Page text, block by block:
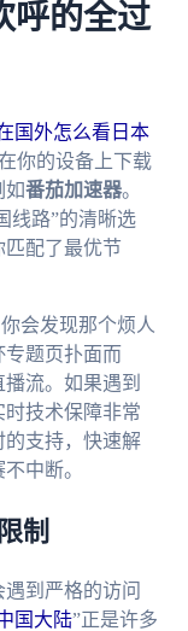
呼的全过
国外怎么看日本
你的设备上下载
如番茄加速器。
线路”的清晰选
配了最优节
会发现那个烦人
题页扑面而
流。如果遇到
技术保障非常
的支持，快速解
中断。
制
到严格的访问
国大陆”正是许多